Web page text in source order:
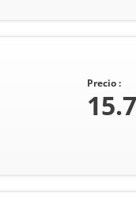
Precio :